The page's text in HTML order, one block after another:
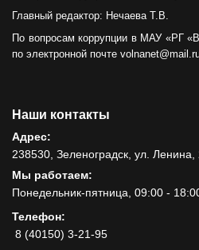
Главный редактор: Нечаева Т.В.
По вопросам коррупции в МАУ «РГ
по электронной почте
Наши контакты
Адрес:
238530, Зеленоградск, ул. Ленина,
Мы работаем:
Понедельник-пятница, 09:00 -
Телефон:
8 (40150) 3-21-95